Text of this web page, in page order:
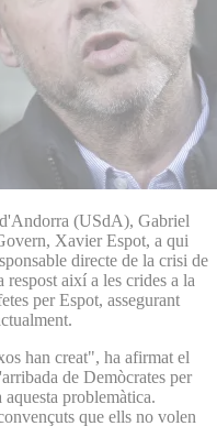
(USdA), Gabriel
Xavier Espot, a qui
directe de la crisi de
així a les crides a la
per Espot, assegurant
han creat", ha afirmat el
de Demòcrates per
problemàtica.
que ells no volen